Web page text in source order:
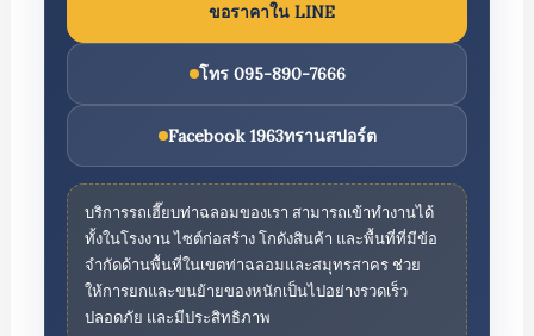
ขอราคาใน LINE
โทร 095-890-7666
Facebook 1963ทรานสปอร์ต
บริการรถเฮี๊ยบท่าฉลอมของเรา สามารถเข้าทำงานได้
ทั้งในโรงงาน ไซต์ก่อสร้าง โกดังสินค้า และพื้นที่ที่มีข้อ
จำกัดด้านพื้นที่ในเขตท่าฉลอมและสมุทรสาคร ช่วย
ให้การยกและขนย้ายของหนักเป็นไปอย่างรวดเร็ว
ปลอดภัย และมีประสิทธิภาพ